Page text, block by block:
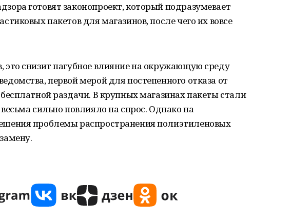
готовят законопроект, который подразумевает
пакетов для магазинов, после чего их вовсе
снизит пагубное влияние на окружающую среду
первой мерой для постепенного отказа от
раздачи. В крупных магазинах пакеты стали
сильно повлияло на спрос. Однако на
проблемы распространения полиэтиленовых